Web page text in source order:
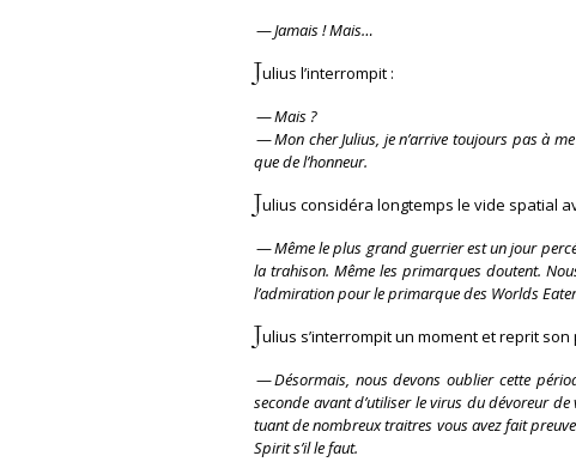
—Jamais ! Mais…
Julius l’interrompit :
—Mais ?
—Mon cher Julius, je n’arrive toujours pas à
que de l’honneur.
Julius considéra longtemps le vide spatial
—Même le plus grand guerrier est un jour
la trahison. Même les primarques doutent.
l’admiration pour le primarque des Worlds
Julius s’interrompit un moment et reprit
—Désormais, nous devons oublier cette
seconde avant d’utiliser le virus du dévoreur
tuant de nombreux traitres vous avez fait
Spirit s’il le faut.